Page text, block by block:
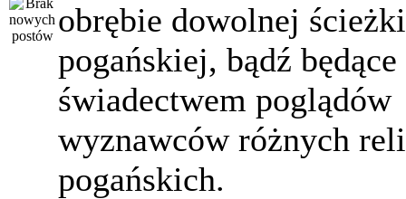
obrębie dowolnej ścieżki
pogańskiej, bądź będące
świadectwem poglądów
wyznawców różnych
pogańskich.